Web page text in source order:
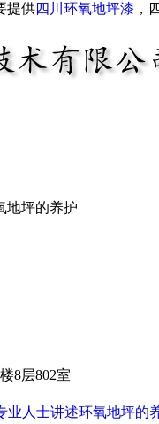
提供四川环氧地坪漆 ，
8层802室
业人士讲述环氧地坪的